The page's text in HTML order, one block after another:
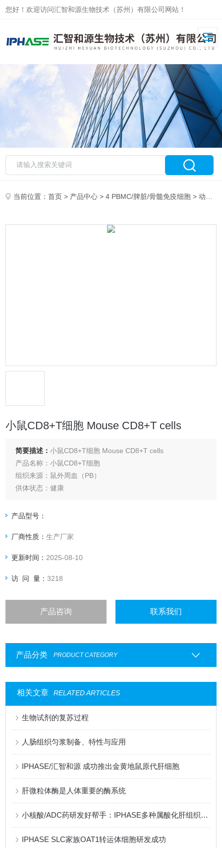
您好！欢迎访问汇智和源生物技术（苏州）有限公司网站！
当前位置：首页 > 产品中心 >4 PBMC/脾脏/骨髓免疫细胞 >动员/外周血免疫细胞分离
小鼠CD8+T细胞 Mouse CD8+T cells
简要描述：小鼠CD8+T细胞 Mouse CD8+T cells
产品名称：小鼠CD8+T细胞
组织来源：鼠外周血（PB）
供体状态：健康
纯度：CD8+ T细胞的纯度为≥85% （流式细胞仪检测）
储存条件：液氮保存
保质期：12个月
产品型号：
厂商性质：生产厂家
更新时间： 2025-08-10
访 问 量：3218
产品咨询 联系我们
产品分类 PRODUCT CATEGORY
相关文章 RELATED ARTICLES
生物试剂的复苏过程
人肠组织匀浆制备、特性与应用
IPHASE/汇智和源 成功推出金黄地鼠原代肝细胞
肝微粒体酶是人体重要的酶系统
小核酸/ADC药研发好帮手：IPHASE多种属酸化肝组织匀浆
IPHASE SLC家族OAT1转运体细胞研发成功